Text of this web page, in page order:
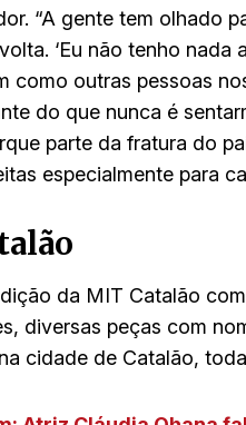
“A gente tem olhado
‘Eu não tenho
como outras pessoas
do que nunca é
parte da fratura do
especialmente para
da MIT Catalão
diversas peças com
cidade de Catalão,